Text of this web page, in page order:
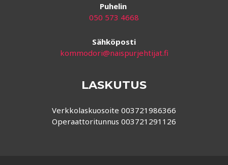
Puhelin
050 573 4668
Sähköposti
kommodori@naispurjehtijat.fi
LASKUTUS
Verkkolaskuosoite 003721986366
Operaattoritunnus 003721291126